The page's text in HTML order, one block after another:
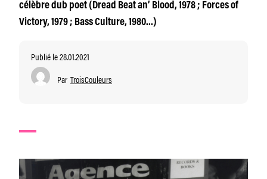
célèbre dub poet (Dread Beat an’ Blood, 1978 ; Forces of
Victory, 1979 ; Bass Culture, 1980…)
Publié le 28.01.2021
Par TroisCouleurs